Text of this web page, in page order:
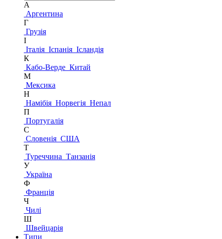
А
Аргентина
Г
Грузія
І
Італія Іспанія Ісландія
К
Кабо-Верде Китай
М
Мексика
Н
Намібія Норвегія Непал
П
Португалія
С
Словенія США
Т
Туреччина Танзанія
У
Україна
Ф
Франція
Ч
Чилі
Ш
Швейцарія
Типи